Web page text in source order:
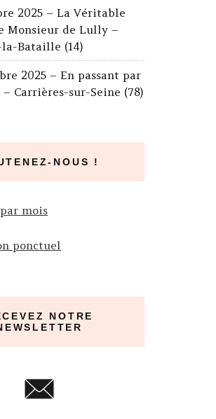
2025 – La Véritable
Monsieur de Lully –
Bataille (14)
2025 – En passant par
Carrières-sur-Seine (78)
NOUS !
mois
ponctuel
NOTRE